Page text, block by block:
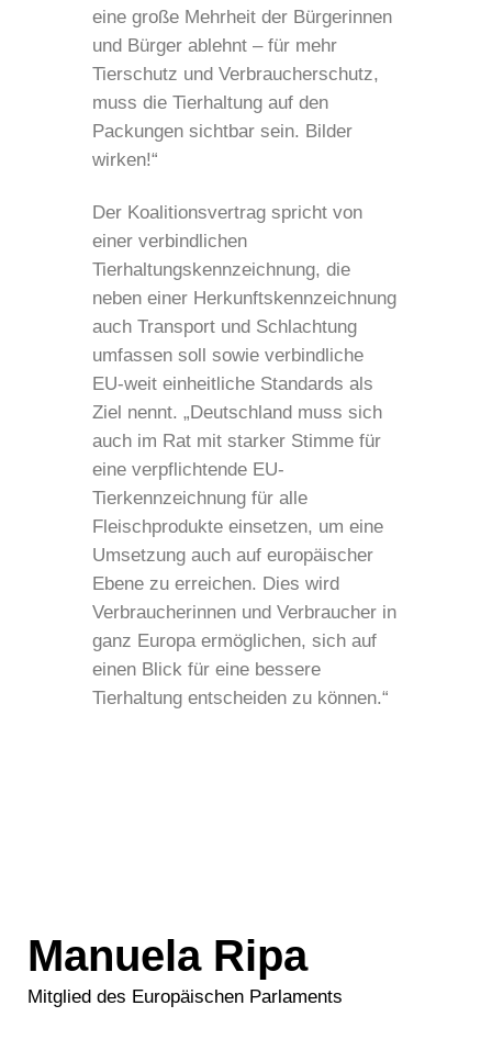
eine große Mehrheit der Bürgerinnen
und Bürger ablehnt – für mehr
Tierschutz und Verbraucherschutz,
muss die Tierhaltung auf den
Packungen sichtbar sein. Bilder
wirken!“
Der Koalitionsvertrag spricht von
einer verbindlichen
Tierhaltungskennzeichnung, die
neben einer Herkunftskennzeichnung
auch Transport und Schlachtung
umfassen soll sowie verbindliche
EU-weit einheitliche Standards als
Ziel nennt. „Deutschland muss sich
auch im Rat mit starker Stimme für
eine verpflichtende EU-
Tierkennzeichnung für alle
Fleischprodukte einsetzen, um eine
Umsetzung auch auf europäischer
Ebene zu erreichen. Dies wird
Verbraucherinnen und Verbraucher in
ganz Europa ermöglichen, sich auf
einen Blick für eine bessere
Tierhaltung entscheiden zu können.“
Manuela Ripa
Mitglied des Europäischen Parlaments